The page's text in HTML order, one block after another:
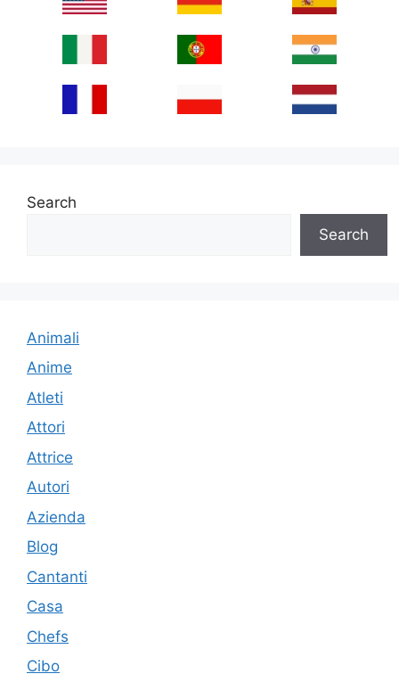
Search
Search
Animali
Anime
Atleti
Attori
Attrice
Autori
Azienda
Blog
Cantanti
Casa
Chefs
Cibo